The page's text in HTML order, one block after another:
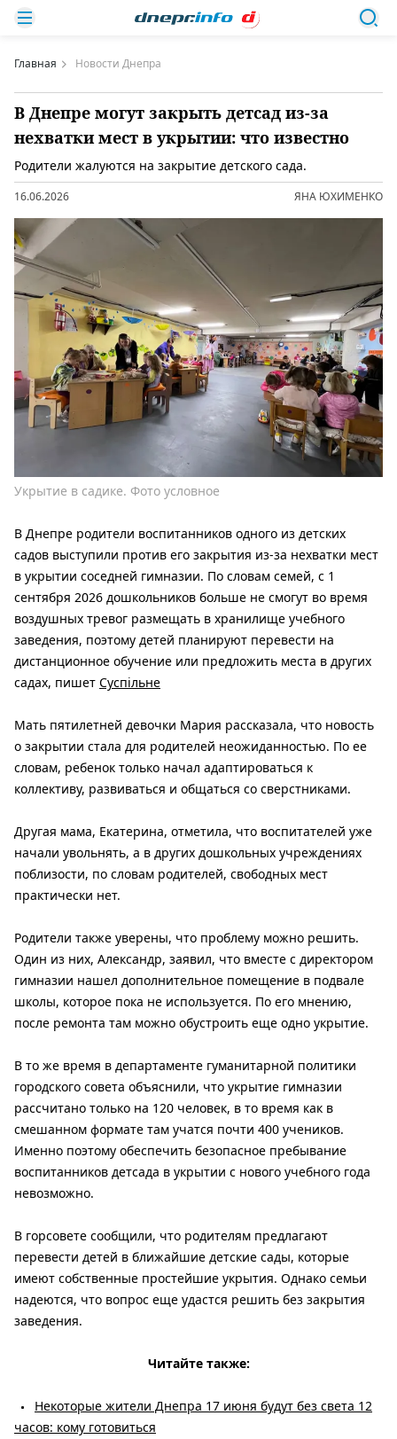
Главная Новости Днепра
В Днепре могут закрыть детсад из-за
нехватки мест в укрытии: что известно
Родители жалуются на закрытие детского сада.
16.06.2026 ЯНА ЮХИМЕНКО
Укрытие в садике. Фото условное
В Днепре родители воспитанников одного из детских
садов выступили против его закрытия из-за нехватки мест
в укрытии соседней гимназии. По словам семей, с 1
сентября 2026 дошкольников больше не смогут во время
воздушных тревог размещать в хранилище учебного
заведения, поэтому детей планируют перевести на
дистанционное обучение или предложить места в других
садах, пишет Суспільне
Мать пятилетней девочки Мария рассказала, что новость
о закрытии стала для родителей неожиданностью. По ее
словам, ребенок только начал адаптироваться к
коллективу, развиваться и общаться со сверстниками.
Другая мама, Екатерина, отметила, что воспитателей уже
начали увольнять, а в других дошкольных учреждениях
поблизости, по словам родителей, свободных мест
практически нет.
Родители также уверены, что проблему можно решить.
Один из них, Александр, заявил, что вместе с директором
гимназии нашел дополнительное помещение в подвале
школы, которое пока не используется. По его мнению,
после ремонта там можно обустроить еще одно укрытие.
В то же время в департаменте гуманитарной политики
городского совета объяснили, что укрытие гимназии
рассчитано только на 120 человек, в то время как в
смешанном формате там учатся почти 400 учеников.
Именно поэтому обеспечить безопасное пребывание
воспитанников детсада в укрытии с нового учебного года
невозможно.
В горсовете сообщили, что родителям предлагают
перевести детей в ближайшие детские сады, которые
имеют собственные простейшие укрытия. Однако семьи
надеются, что вопрос еще удастся решить без закрытия
заведения.
Читайте также:
Некоторые жители Днепра 17 июня будут без света 12
часов: кому готовиться